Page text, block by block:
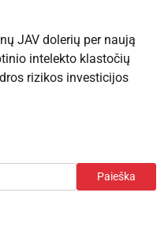
JAV dolerių per naują
intelekto klastočių
rizikos investicijos
Paieška